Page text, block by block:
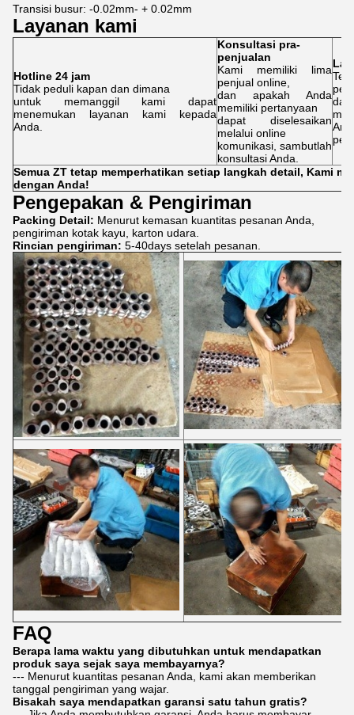
Transisi busur: -0.02mm- + 0.02mm
Layanan kami
Hotline 24 jam
Tidak peduli kapan dan dimana
untuk memanggil kami dapat
menemukan layanan kami kepada
Anda.
Konsultasi pra-
penjualan
Kami memiliki lima
penjual online,
dan apakah Anda
memiliki pertanyaan
dapat diselesaikan
melalui online
komunikasi, sambutlah
konsultasi Anda.
Semua ZT tetap memperhatikan setiap langkah detail, Kami
dengan Anda!
Pengepakan & Pengiriman
Packing Detail: Menurut kemasan kuantitas pesanan Anda,
pengiriman kotak kayu, karton udara.
Rincian pengiriman: 5-40days setelah pesanan.
FAQ
Berapa lama waktu yang dibutuhkan untuk mendapatkan
produk saya sejak saya membayarnya?
--- Menurut kuantitas pesanan Anda, kami akan memberikan
tanggal pengiriman yang wajar.
Bisakah saya mendapatkan garansi satu tahun gratis?